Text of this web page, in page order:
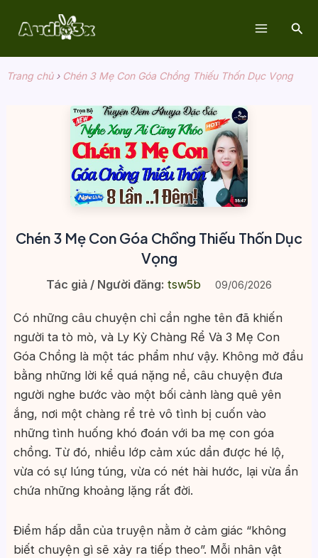
Menu
Tìm
Trang chủ› Chén 3 Mẹ Con Góa Chồng Thiếu Thốn Dục Vọng
Chén 3 Mẹ Con Góa Chồng Thiếu Thốn Dục
Vọng
Tác giả / Người đăng: tsw5b 09/06/2026
Có những câu chuyện chỉ cần nghe tên đã khiến
người ta tò mò, và Ly Kỳ Chàng Rể Và 3 Mẹ Con
Góa Chồng là một tác phẩm như vậy. Không mở đầu
bằng những lời kể quá nặng nề, câu chuyện đưa
người nghe bước vào một bối cảnh làng quê yên
ắng, nơi một chàng rể trẻ vô tình bị cuốn vào
những tình huống khó đoán với ba mẹ con góa
chồng. Từ đó, nhiều lớp cảm xúc dần được hé lộ,
vừa có sự lúng túng, vừa có nét hài hước, lại vừa ẩn
chứa những khoảng lặng rất đời.
Điểm hấp dẫn của truyện nằm ở cảm giác “không
biết chuyện gì sẽ xảy ra tiếp theo”. Mỗi nhân vật